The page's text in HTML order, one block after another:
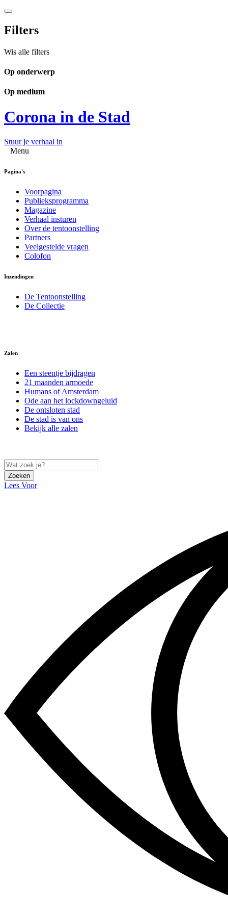
Filters
Wis alle filters
Op onderwerp
Op medium
Corona in de Stad
Stuur je verhaal in
Menu
Pagina's
Voorpagina
Publieksprogramma
Magazine
Verhaal insturen
Over de tentoonstelling
Partners
Veelgestelde vragen
Colofon
Inzendingen
De Tentoonstelling
De Collectie
Zalen
Een steentje bijdragen
21 maanden armoede
Humans of Amsterdam
Ode aan het lockdowngeluid
De ontsloten stad
De stad is van ons
Bekijk alle zalen
Zoeken
Lees Voor